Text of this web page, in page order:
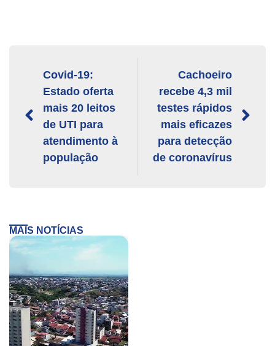
Covid-19:
Estado oferta
mais 20 leitos
de UTI para
atendimento à
população
Cachoeiro
recebe 4,3 mil
testes rápidos
mais eficazes
para detecção
de coronavírus
MAIS NOTÍCIAS